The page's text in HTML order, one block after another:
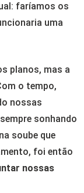
faríamos os
uma
planos, mas a
o tempo,
nossas
sonhando
soube que
foi então
nossas